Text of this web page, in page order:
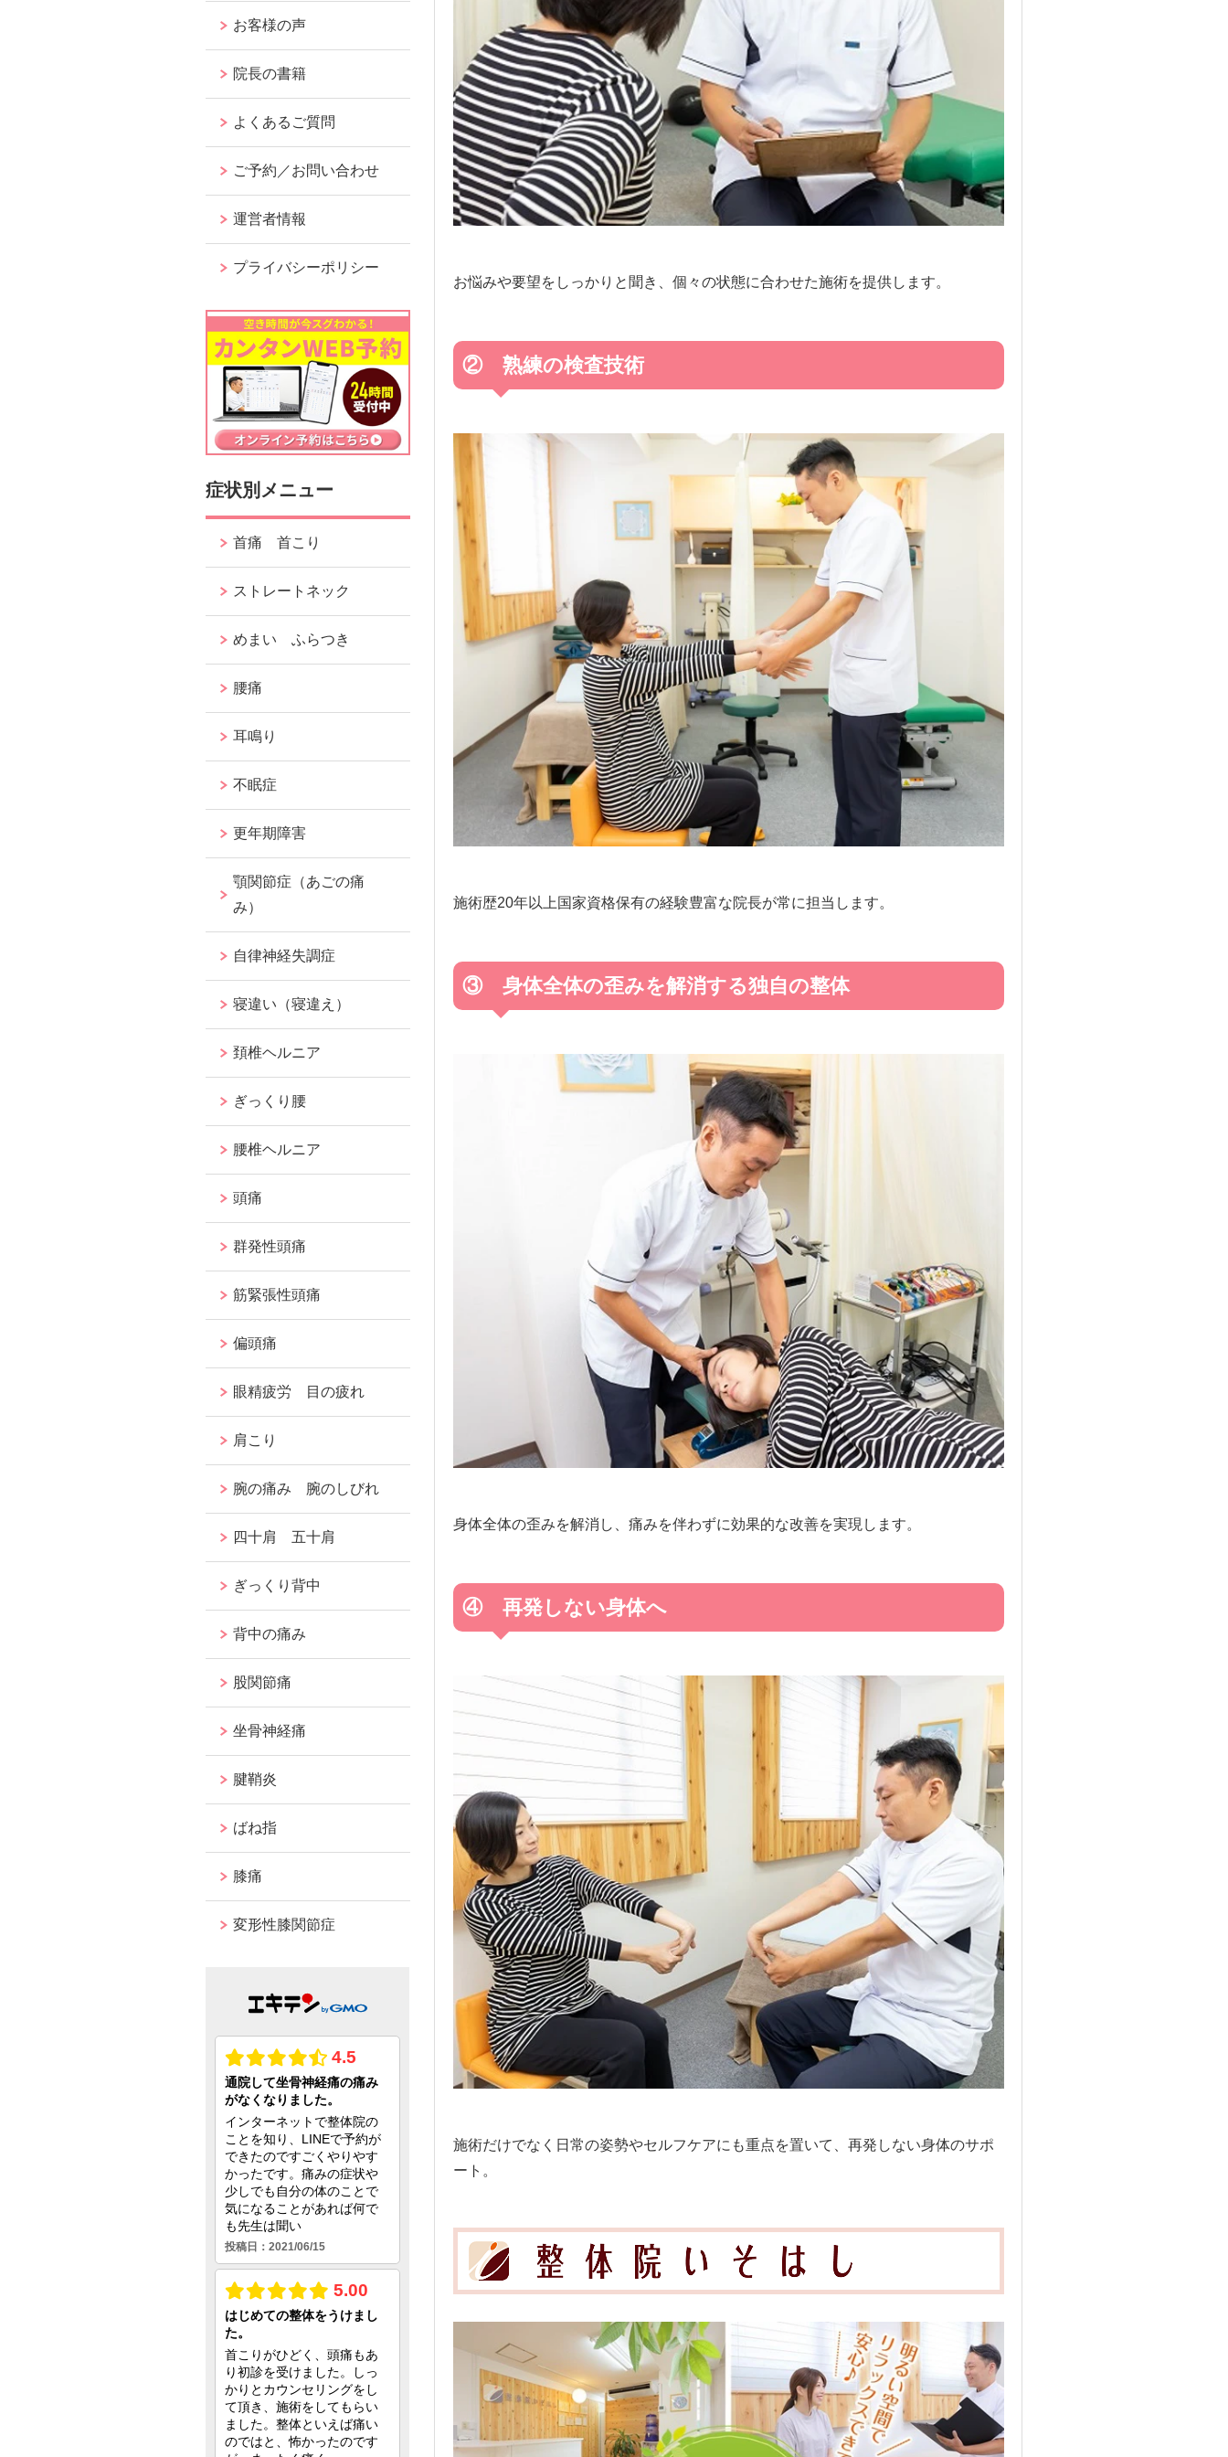
お悩みや要望をしっかりと聞き、個々の状態に合わせた施術を提供します。
② 熟練の検査技術
施術歴20年以上国家資格保有の経験豊富な院長が常に担当します。
③ 身体全体の歪みを解消する独自の整体
身体全体の歪みを解消し、痛みを伴わずに効果的な改善を実現します。
④ 再発しない身体へ
施術だけでなく日常の姿勢やセルフケアにも重点を置いて、再発しない身体のサポ
ート。
お客様の声
院長の書籍
よくあるご質問
ご予約／お問い合わせ
運営者情報
プライバシーポリシー
症状別メニュー
首痛 首こり
ストレートネック
めまい ふらつき
腰痛
耳鳴り
不眠症
更年期障害
顎関節症（あごの痛
み）
自律神経失調症
寝違い（寝違え）
頚椎ヘルニア
ぎっくり腰
腰椎ヘルニア
頭痛
群発性頭痛
筋緊張性頭痛
偏頭痛
眼精疲労 目の疲れ
肩こり
腕の痛み 腕のしびれ
四十肩 五十肩
ぎっくり背中
背中の痛み
股関節痛
坐骨神経痛
腱鞘炎
ばね指
膝痛
変形性膝関節症